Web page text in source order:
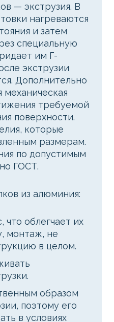
— экструзия. В
нагреваются
и затем
специальную
им Г-
экструзии
Дополнительно
требуемой
поверхности.
которые
размерам.
по допустимым
ГОСТ.
из алюминия:
облегчает их
монтаж, не
в целом.
образом
поэтому его
в условиях